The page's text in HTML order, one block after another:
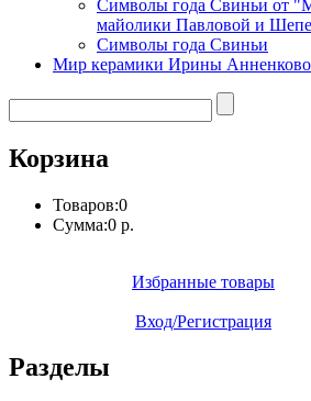
Символы года Свиньи от
майолики Павловой и
Символы года Свиньи
Мир керамики Ирины
Корзина
Товаров:0
Сумма:0 р.
Избранные товары
Вход/Регистрация
Разделы